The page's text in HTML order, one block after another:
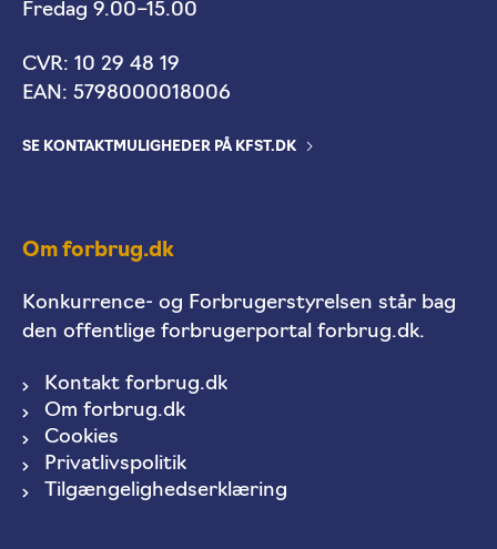
Fredag 9.00–15.00
CVR: 10 29 48 19
EAN: 5798000018006
SE KONTAKTMULIGHEDER PÅ KFST.DK
Om forbrug.dk
Konkurrence- og Forbrugerstyrelsen står bag
den offentlige forbrugerportal forbrug.dk.
Kontakt forbrug.dk
Om forbrug.dk
Cookies
Privatlivspolitik
Tilgængelighedserklæring